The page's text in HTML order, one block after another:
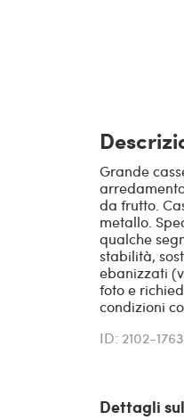
Grande
da frutto.
metallo.
qualche
stabilità,
ebanizzati
foto e
condizioni
ID: 2102-
Dettagli